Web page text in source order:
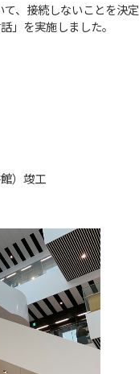
、接続しないことを決定
」を実施しました。
）竣工